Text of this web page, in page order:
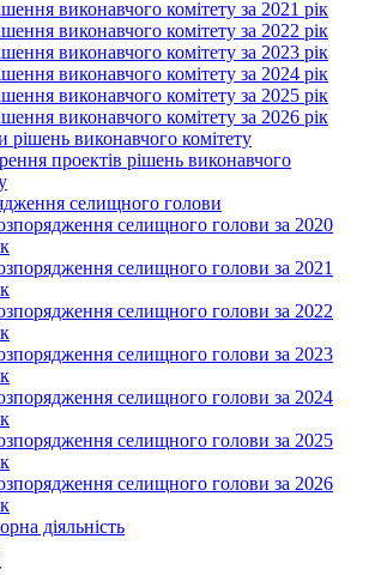
виконавчого комітету за 2021 рік
виконавчого комітету за 2022 рік
виконавчого комітету за 2023 рік
виконавчого комітету за 2024 рік
виконавчого комітету за 2025 рік
виконавчого комітету за 2026 рік
рішень виконавчого комітету
проектів рішень виконавчого
селищного голови
селищного голови за 2020
селищного голови за 2021
селищного голови за 2022
селищного голови за 2023
селищного голови за 2024
селищного голови за 2025
селищного голови за 2026
діяльність